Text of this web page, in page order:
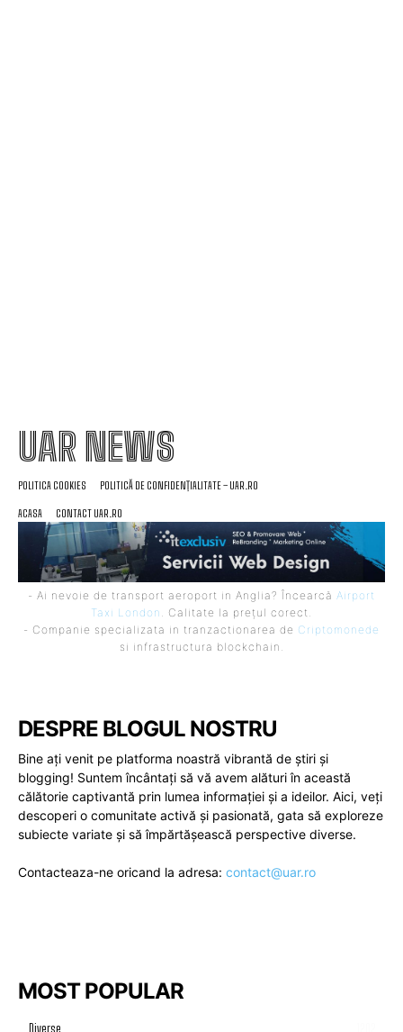
UAR NEWS
POLITICA COOKIES POLITICĂ DE CONFIDENȚIALITATE – UAR.RO
ACASA CONTACT UAR.RO
- Ai nevoie de transport aeroport in Anglia? Încearcă Airport
Taxi London
. Calitate la prețul corect.
- Companie specializata in tranzactionarea de Criptomonede
si infrastructura blockchain.
DESPRE BLOGUL NOSTRU
Bine ați venit pe platforma noastră vibrantă de știri și
blogging! Suntem încântați să vă avem alături în această
călătorie captivantă prin lumea informației și a ideilor. Aici, veți
descoperi o comunitate activă și pasionată, gata să exploreze
subiecte variate și să împărtășească perspective diverse.
Contacteaza-ne oricand la adresa: contact@uar.ro
MOST POPULAR
Diverse